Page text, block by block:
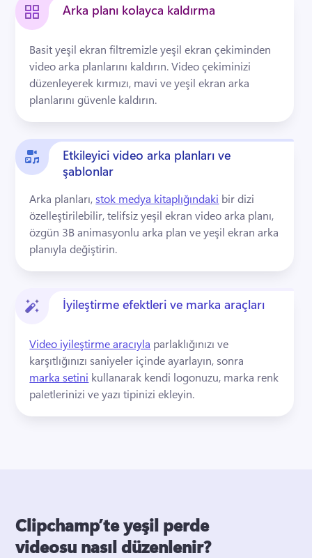
Arka planı kolayca kaldırma
Basit yeşil ekran filtremizle yeşil ekran çekiminden
video arka planlarını kaldırın. Video çekiminizi
düzenleyerek kırmızı, mavi ve yeşil ekran arka
planlarını güvenle kaldırın.
Etkileyici video arka planları ve
şablonlar
Arka planları, stok medya kitaplığındaki bir dizi
özelleştirilebilir, telifsiz yeşil ekran video arka planı,
özgün 3B animasyonlu arka plan ve yeşil ekran arka
planıyla değiştirin.
İyileştirme efektleri ve marka araçları
Video iyileştirme aracıyla parlaklığınızı ve
karşıtlığınızı saniyeler içinde ayarlayın, sonra
marka setini kullanarak kendi logonuzu, marka renk
paletlerinizi ve yazı tipinizi ekleyin.
Clipchamp’te yeşil perde
videosu nasıl düzenlenir?